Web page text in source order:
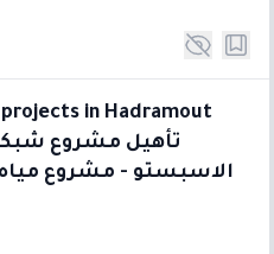
in Hadramout
الاسبستو - مشروع